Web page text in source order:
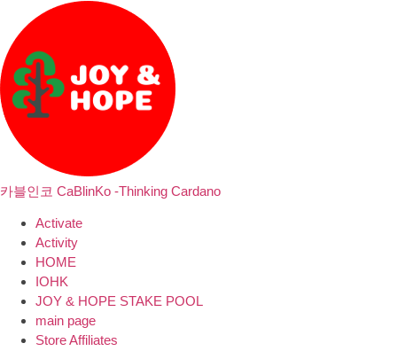
카블인코 CaBlinKo -Thinking Cardano
Activate
Activity
HOME
IOHK
JOY & HOPE STAKE POOL
main page
Store Affiliates